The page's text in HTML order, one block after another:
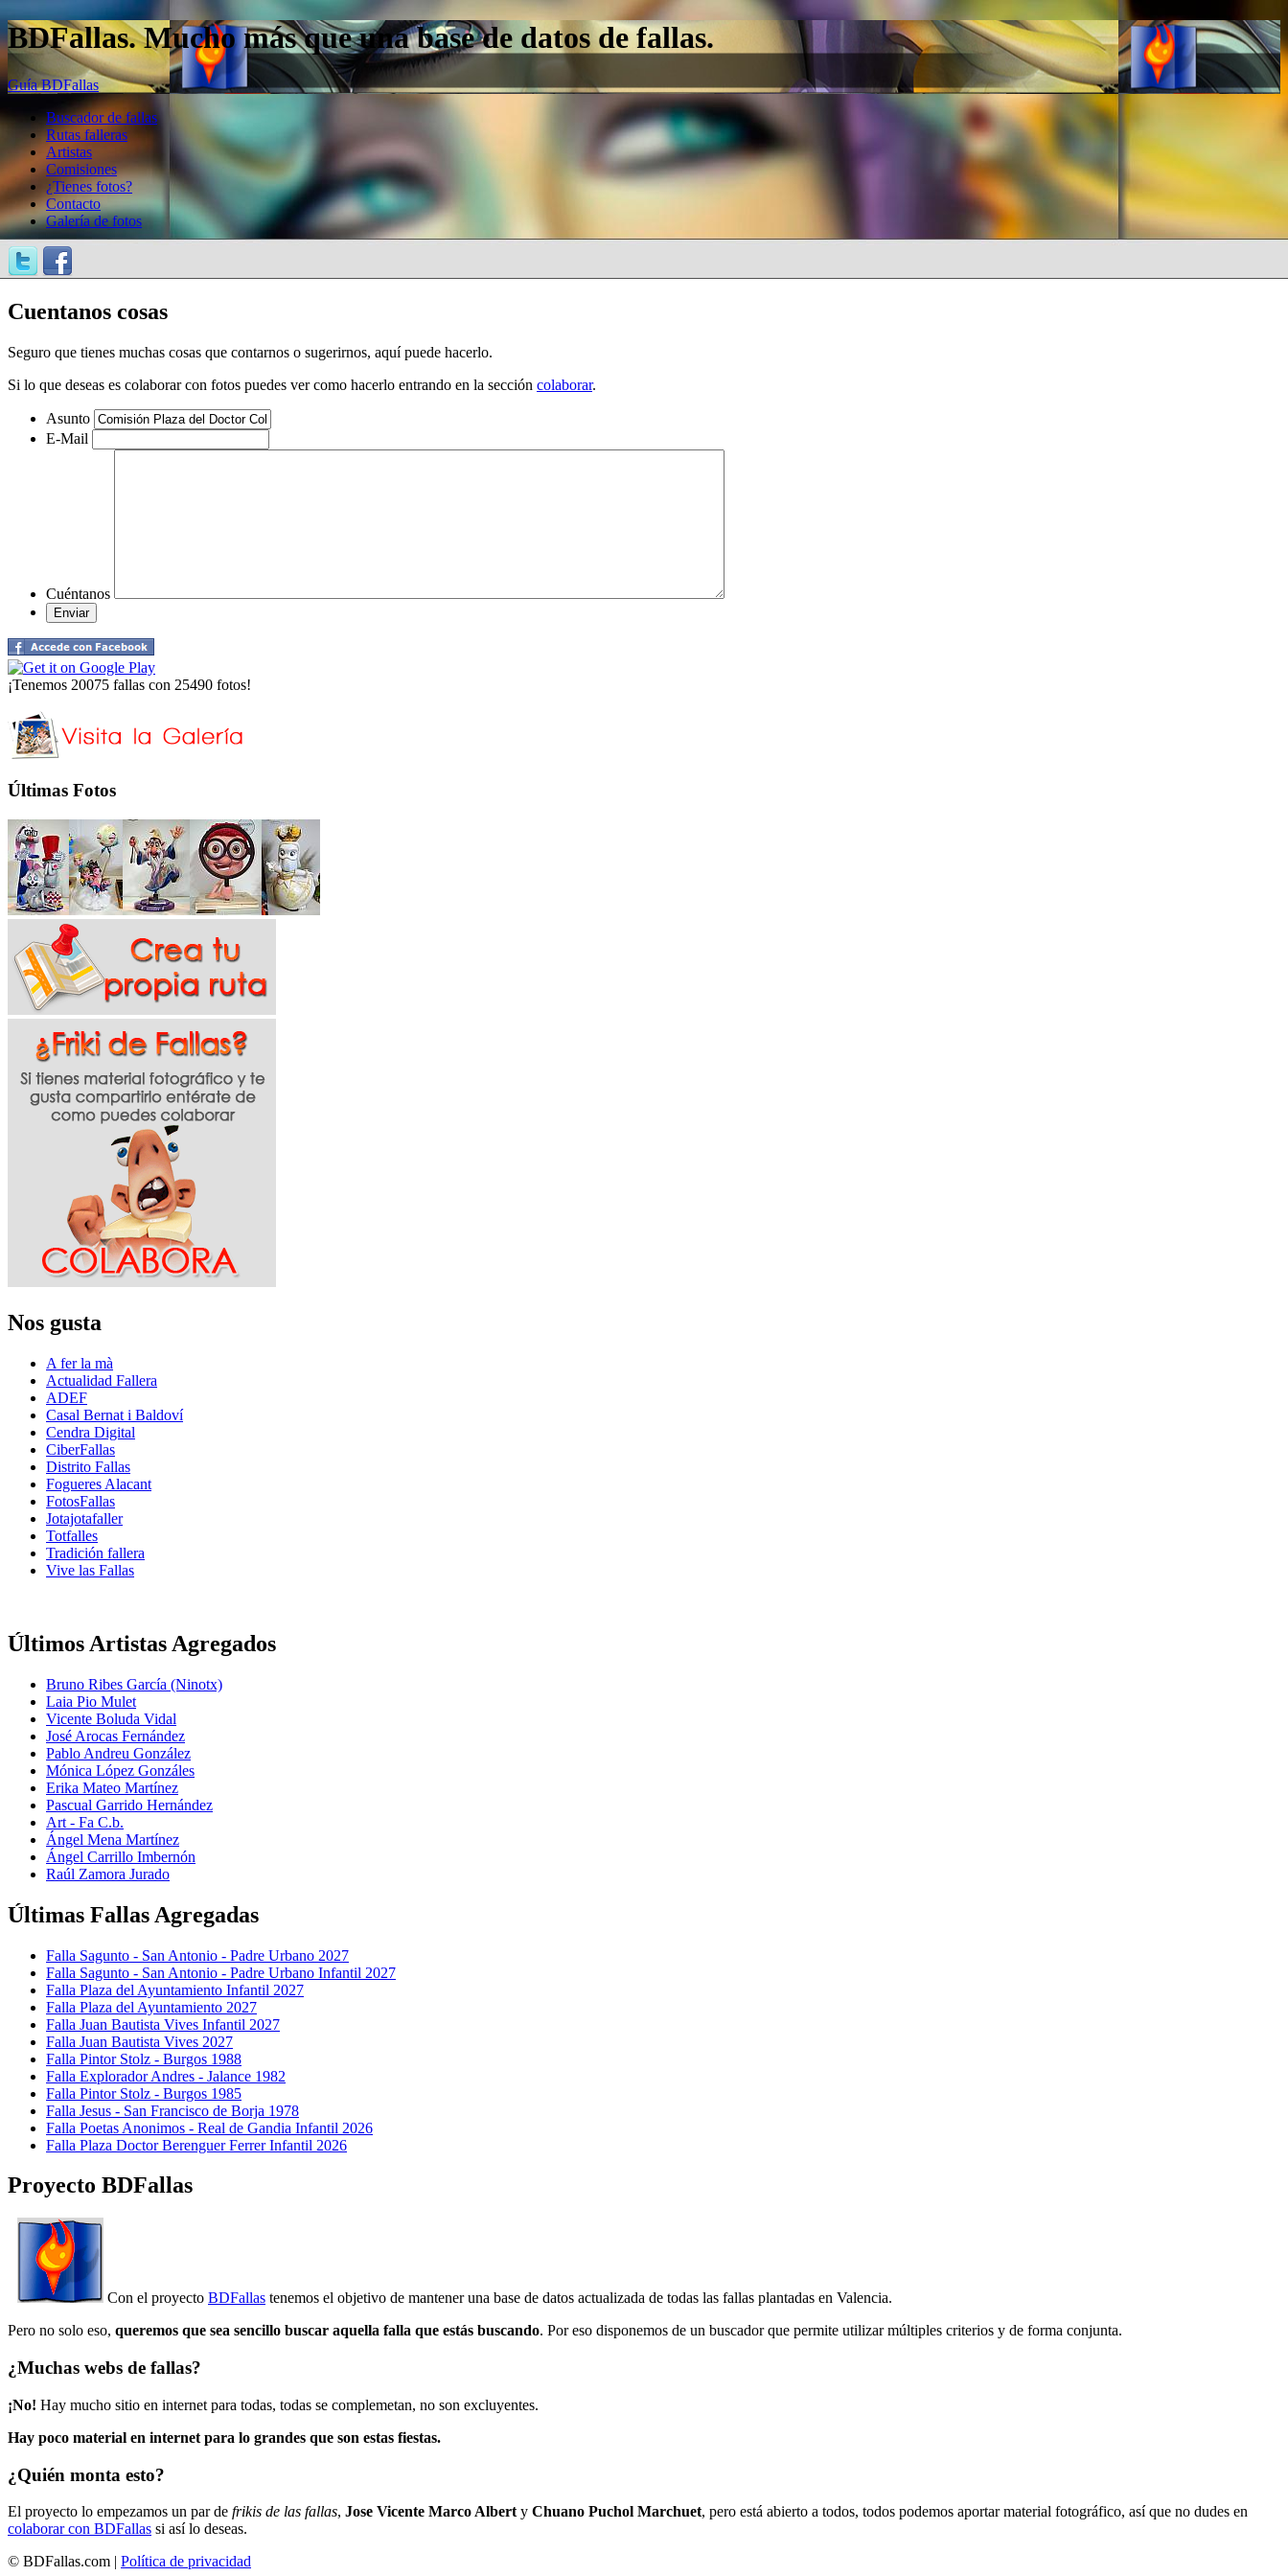
BDFallas. Mucho más que una base de datos de fallas.
Guía BDFallas
Buscador de fallas
Rutas falleras
Artistas
Comisiones
¿Tienes fotos?
Contacto
Galería de fotos
Cuentanos cosas
Seguro que tienes muchas cosas que contarnos o sugerirnos, aquí puede hacerlo.
Si lo que deseas es colaborar con fotos puedes ver como hacerlo entrando en la sección colaborar.
Asunto
E-Mail
Cuéntanos
¡Tenemos 20075 fallas con 25490 fotos!
Últimas Fotos
Nos gusta
A fer la mà
Actualidad Fallera
ADEF
Casal Bernat i Baldoví
Cendra Digital
CiberFallas
Distrito Fallas
Fogueres Alacant
FotosFallas
Jotajotafaller
Totfalles
Tradición fallera
Vive las Fallas
Últimos Artistas Agregados
Bruno Ribes García (Ninotx)
Laia Pio Mulet
Vicente Boluda Vidal
José Arocas Fernández
Pablo Andreu González
Mónica López Gonzáles
Erika Mateo Martínez
Pascual Garrido Hernández
Art - Fa C.b.
Ángel Mena Martínez
Ángel Carrillo Imbernón
Raúl Zamora Jurado
Últimas Fallas Agregadas
Falla Sagunto - San Antonio - Padre Urbano 2027
Falla Sagunto - San Antonio - Padre Urbano Infantil 2027
Falla Plaza del Ayuntamiento Infantil 2027
Falla Plaza del Ayuntamiento 2027
Falla Juan Bautista Vives Infantil 2027
Falla Juan Bautista Vives 2027
Falla Pintor Stolz - Burgos 1988
Falla Explorador Andres - Jalance 1982
Falla Pintor Stolz - Burgos 1985
Falla Jesus - San Francisco de Borja 1978
Falla Poetas Anonimos - Real de Gandia Infantil 2026
Falla Plaza Doctor Berenguer Ferrer Infantil 2026
Proyecto BDFallas
Con el proyecto BDFallas tenemos el objetivo de mantener una base de datos actualizada de todas las fallas plantadas en Valencia.
Pero no solo eso, queremos que sea sencillo buscar aquella falla que estás buscando. Por eso disponemos de un buscador que permite utilizar múltiples criterios y de forma conjunta.
¿Muchas webs de fallas?
¡No! Hay mucho sitio en internet para todas, todas se complemetan, no son excluyentes.
Hay poco material en internet para lo grandes que son estas fiestas.
¿Quién monta esto?
El proyecto lo empezamos un par de frikis de las fallas, Jose Vicente Marco Albert y Chuano Puchol Marchuet, pero está abierto a todos, todos podemos aportar material fotográfico, así que no dudes en
colaborar con BDFallas si así lo deseas.
© BDFallas.com | Política de privacidad